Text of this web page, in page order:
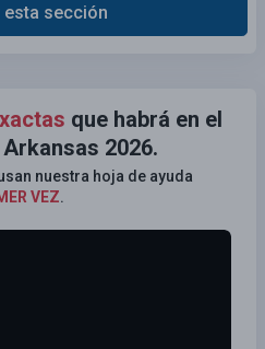
esta sección
que habrá en el
2026.
nuestra hoja de ayuda
VEZ.